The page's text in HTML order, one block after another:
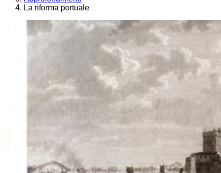
La riforma portuale